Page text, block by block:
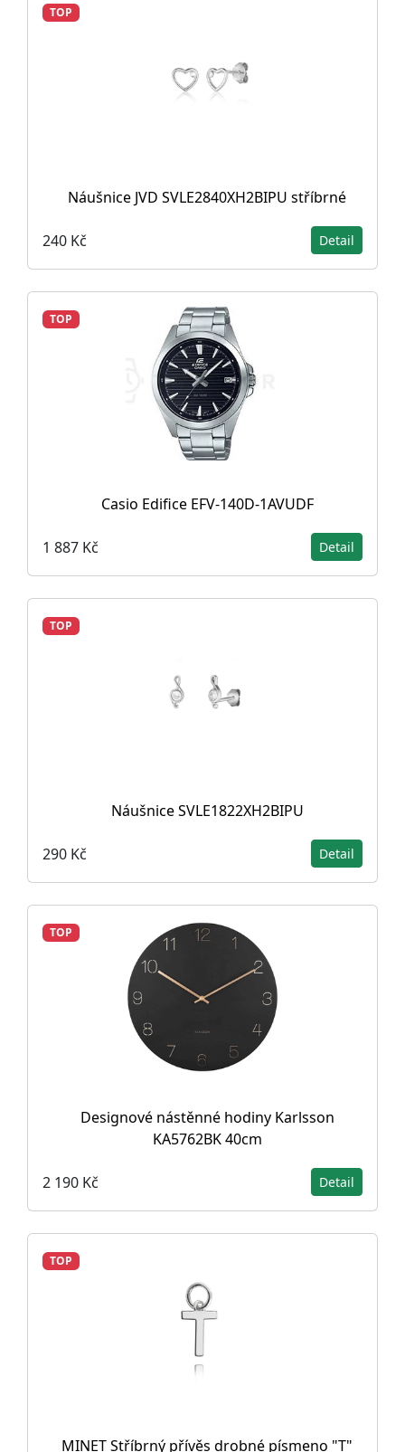
TOP
Náušnice JVD SVLE2840XH2BIPU stříbrné
240 Kč Detail
TOP
Casio Edifice EFV-140D-1AVUDF
1 887 Kč Detail
TOP
Náušnice SVLE1822XH2BIPU
290 Kč Detail
TOP
Designové nástěnné hodiny Karlsson
KA5762BK 40cm
2 190 Kč Detail
TOP
MINET Stříbrný přívěs drobné písmeno "T"